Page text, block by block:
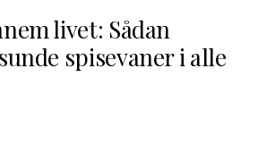
livet: Sådan
spisevaner i alle